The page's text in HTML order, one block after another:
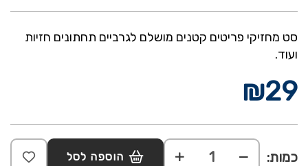
סט מחזיקי פריטים קטנים מושלם לגרביים תחתונים חזיות
ועוד.
₪29
כמות: הוספה לסל